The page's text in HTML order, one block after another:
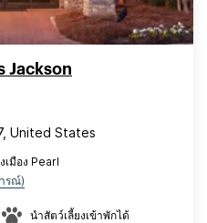
Jackson
United States
เมือง Pearl
รณ์)
นำสัตว์เลี้ยงเข้าพักได้